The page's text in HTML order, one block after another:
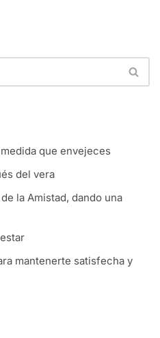
que envejeces
del vera
la Amistad, dando una
mantenerte satisfecha y